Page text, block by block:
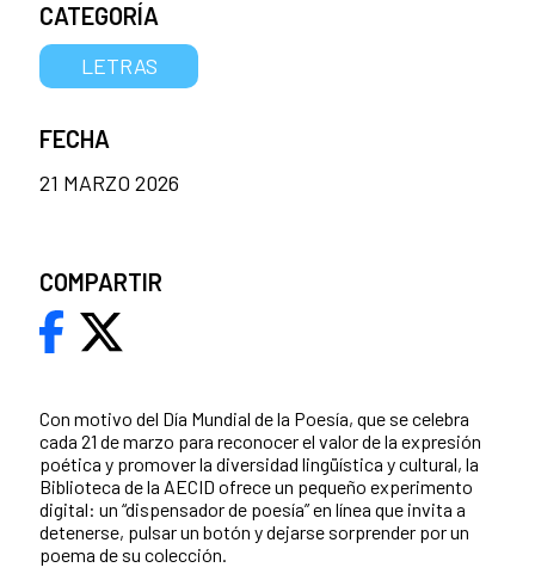
Con motivo del Día Mundial de la Poesía, que se celebra
cada 21 de marzo para reconocer el valor de la expresión
poética y promover la diversidad lingüística y cultural, la
Biblioteca de la AECID ofrece un pequeño experimento
digital: un “dispensador de poesía” en línea que invita a
detenerse, pulsar un botón y dejarse sorprender por un
poema de su colección.
CATEGORÍA
LETRAS
FECHA
21 MARZO 2026
COMPARTIR